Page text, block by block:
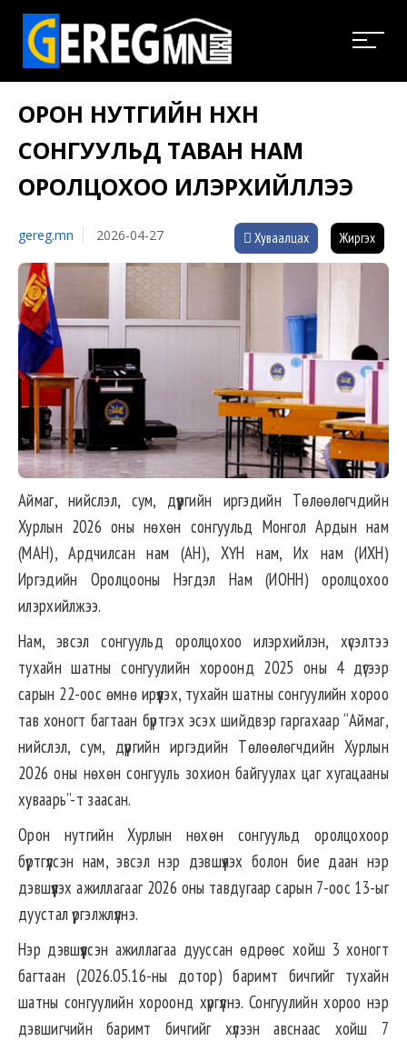
ОРОН НУТГИЙН НӨХӨН
СОНГУУЛЬД ТАВАН НАМ
ОРОЛЦОХОО ИЛЭРХИЙЛЛЭЭ
gereg.mn 2026-04-27 Хуваалцах Жиргэх
Аймаг, нийслэл, сум, дүүргийн иргэдийн Төлөөлөгчдийн
Хурлын 2026 оны нөхөн сонгуульд Монгол Ардын нам
(МАН), Ардчилсан нам (АН), ХҮН нам, Их нам (ИХН)
Иргэдийн Оролцооны Нэгдэл Нам (ИОНН) оролцохоо
илэрхийлжээ.
Нам, эвсэл сонгуульд оролцохоо илэрхийлэн, хүсэлтээ
тухайн шатны сонгуулийн хороонд 2025 оны 4 дүгээр
сарын 22-оос өмнө ирүүлэх, тухайн шатны сонгуулийн хороо
тав хоногт багтаан бүртгэх эсэх шийдвэр гаргахаар “Аймаг,
нийслэл, сум, дүүргийн иргэдийн Төлөөлөгчдийн Хурлын
2026 оны нөхөн сонгууль зохион байгуулах цаг хугацааны
хуваарь”-т заасан.
Орон нутгийн Хурлын нөхөн сонгуульд оролцохоор
бүртгүүлсэн нам, эвсэл нэр дэвшүүлэх болон бие даан нэр
дэвшүүлэх ажиллагааг 2026 оны тавдугаар сарын 7-оос 13-ыг
дуустал үргэлжлүүлнэ.
Нэр дэвшүүлсэн ажиллагаа дууссан өдрөөс хойш 3 хоногт
багтаан (2026.05.16-ны дотор) баримт бичгийг тухайн
шатны сонгуулийн хороонд хүргүүлнэ. Сонгуулийн хороо нэр
дэвшигчийн баримт бичгийг хүлээн авснаас хойш 7